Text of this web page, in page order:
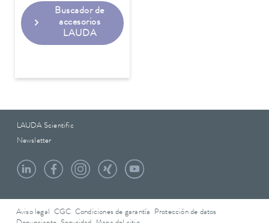
Buscador de
accesorios
LAUDA
LAUDA Scientific
Newsletter
Aviso legal CGC Condiciones de garantía
Protección de datos